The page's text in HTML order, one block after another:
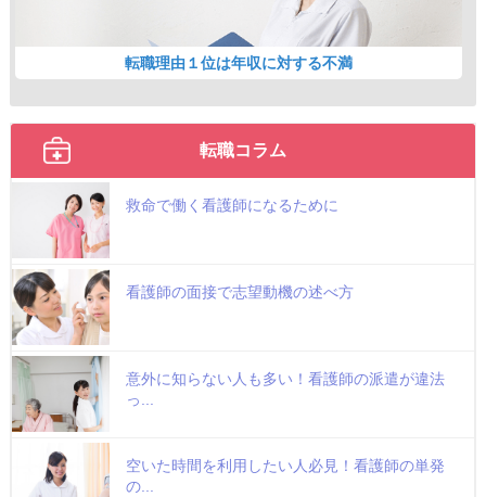
転職理由１位は年収に対する不満
転職コラム
救命で働く看護師になるために
看護師の面接で志望動機の述べ方
意外に知らない人も多い！看護師の派遣が違法
っ...
空いた時間を利用したい人必見！看護師の単発
の...